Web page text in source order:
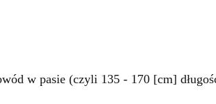
w pasie (czyli 135 - 170 [cm]